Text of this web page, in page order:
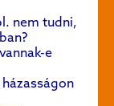
nem tudni,
e